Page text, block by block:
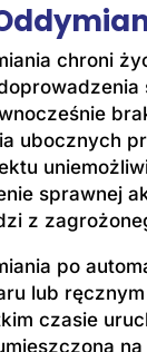
chroni
ubocznych
sprawnej
z
po
lub
czasie